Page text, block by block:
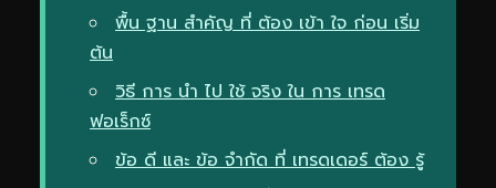
พื้น ฐาน สำคัญ ที่ ต้อง เข้า ใจ ก่อน เริ่ม
ต้น
วิธี การ นำ ไป ใช้ จริง ใน การ เทรด
ฟอเร็กซ์
ข้อ ดี และ ข้อ จำกัด ที่ เทรดเดอร์ ต้อง รู้